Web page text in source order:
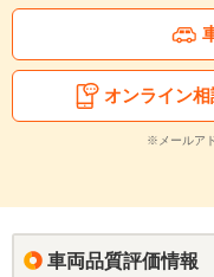
オンライン
※メールア
車両品質評価情報